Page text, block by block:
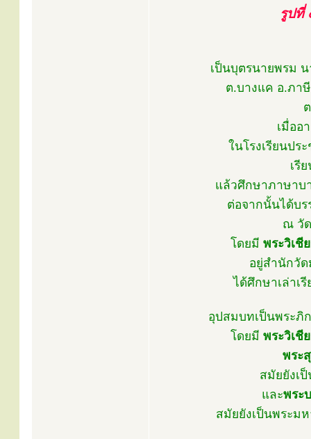
รูปที่
เป็นบุตรนายพรม
ต.บางแค อ.ภา
เมื่ออ
ในโรงเรียนป
เรี
แล้วศึกษาภาษาบ
ต่อจากนั้นได้บ
ณ วั
โดยมี พระวิเชี
อยู่สำนักวั
ได้ศึกษาเล่าเ
อุปสมบทเป็นพระ
โดยมี พระวิเชี
พระ
สมัยยังเ
และพระ
สมัยยังเป็นพระม